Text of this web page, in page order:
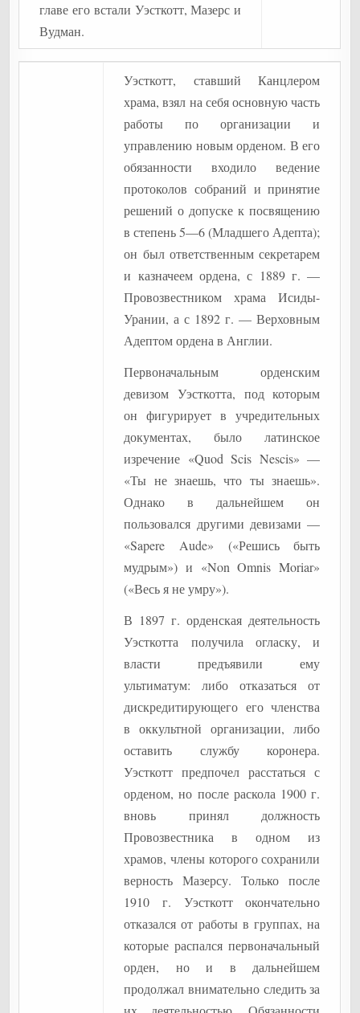
главе его встали Уэсткотт, Мазерс и
Вудман.
Уэсткотт, ставший Канцлером
храма, взял на себя основную часть
работы по организации и
управлению новым орденом. В его
обязанности входило ведение
протоколов собраний и принятие
решений о допуске к посвящению
в степень 5—6 (Младшего Адепта);
он был ответственным секретарем
и казначеем ордена, с 1889 г. —
Провозвестником храма Исиды-
Урании, а с 1892 г. — Верховным
Адептом ордена в Англии.
Первоначальным орденским
девизом Уэсткотта, под которым
он фигурирует в учредительных
документах, было латинское
изречение «Quod Scis Nescis» —
«Ты не знаешь, что ты знаешь».
Однако в дальнейшем он
пользовался другими девизами —
«Sapere Aude» («Решись быть
мудрым») и «Non Omnis Moriar»
(«Весь я не умру»).
В 1897 г. орденская деятельность
Уэсткотта получила огласку, и
власти предъявили ему
ультиматум: либо отказаться от
дискредитирующего его членства
в оккультной организации, либо
оставить службу коронера.
Уэсткотт предпочел расстаться с
орденом, но после раскола 1900 г.
вновь принял должность
Провозвестника в одном из
храмов, члены которого сохранили
верность Мазерсу. Только после
1910 г. Уэсткотт окончательно
отказался от работы в группах, на
которые распался первоначальный
орден, но и в дальнейшем
продолжал внимательно следить за